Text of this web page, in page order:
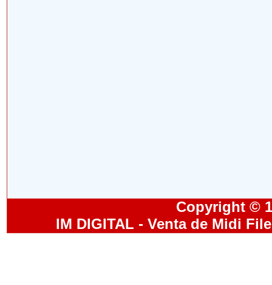
Copyright ©
IM DIGITAL - Venta de Midi